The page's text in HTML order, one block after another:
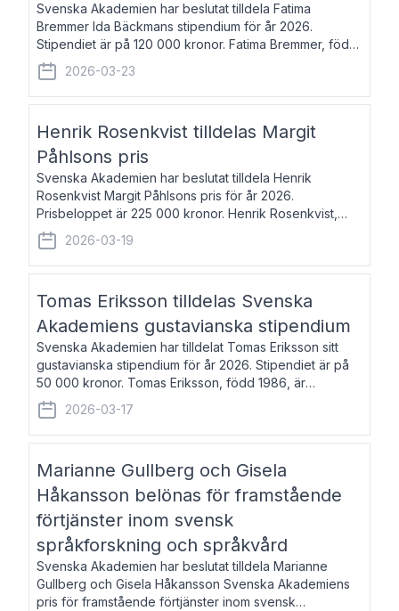
Svenska Akademien har beslutat tilldela Fatima
Bremmer Ida Bäckmans stipendium för år 2026.
Stipendiet är på 120 000 kronor. Fatima Bremmer, född
1977, är journalist och författare. Hon utkom i fjol med
boken Ligan. Klarakvarterens blodsyst
2026-03-23
Henrik Rosenkvist tilldelas Margit
Påhlsons pris
Svenska Akademien har beslutat tilldela Henrik
Rosenkvist Margit Påhlsons pris för år 2026.
Prisbeloppet är 225 000 kronor. Henrik Rosenkvist,
född 1965, är professor i nordiska språk vid Göteborgs
universitet. Han disputerade 2004 på avhan
2026-03-19
Tomas Eriksson tilldelas Svenska
Akademiens gustavianska stipendium
Svenska Akademien har tilldelat Tomas Eriksson sitt
gustavianska stipendium för år 2026. Stipendiet är på
50 000 kronor. Tomas Eriksson, född 1986, är
projektledare inom marknadsföring och författare och
utkom i fjol med boken Syndabocken.
2026-03-17
Marianne Gullberg och Gisela
Håkansson belönas för framstående
förtjänster inom svensk
språkforskning och språkvård
Svenska Akademien har beslutat tilldela Marianne
Gullberg och Gisela Håkansson Svenska Akademiens
pris för framstående förtjänster inom svensk